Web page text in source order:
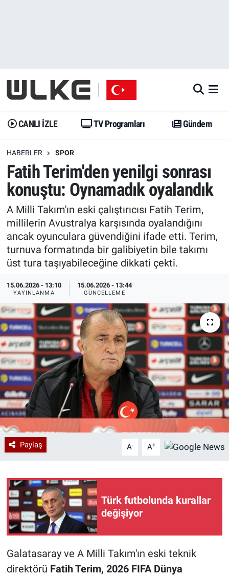
CANLI İZLE TV Programları Gündem
HABERLER SPOR
Fatih Terim'den yenilgi sonrası
konuştu: Oynamadık oyalandık
A Milli Takım'ın eski çalıştırıcısı Fatih Terim,
millilerin Avustralya karşısında oyalandığını
ancak oyunculara güvendiğini ifade etti. Terim,
turnuva formatında bir galibiyetin bile takımı
üst tura taşıyabileceğine dikkati çekti.
15.06.2026 - 13:10
YAYINLANMA
15.06.2026 - 13:44
GÜNCELLEME
Paylaş A- A+
Türk futbolunda kurallar
değişiyor
Galatasaray ve A Milli Takım'ın eski teknik
direktörü Fatih Terim, 2026 FIFA Dünya
Gündem
Dünya
Erişim Bilgileri
Ekonomi
Trend
Özel Haberler
Gündem
Trend
Erişim Bilgileri
Spor
Ekonomi
Dünya
Kadın
Erişim Bilgileri
Sağlık
Teknoloji
Ramazan
İstanbul Namaz Vakitleri
Trafik Durumu
Erişim Bilgileri
Tüm Manşetler
Son Dakika Haberleri
Haber Arşivi